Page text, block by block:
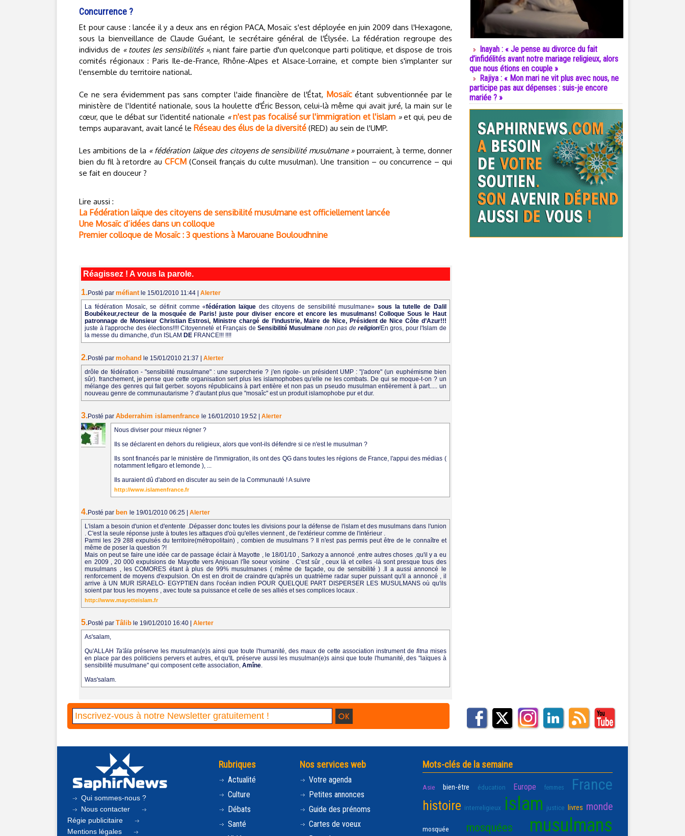
Concurrence ?
Et pour cause : lancée il y a deux ans en région PACA, Mosaïc s'est déployée en juin 2009 dans l'Hexagone,
sous la bienveillance de Claude Guéant, le secrétaire général de l'Élysée. La fédération regroupe des
individus de « toutes les sensibilités », niant faire partie d'un quelconque parti politique, et dispose de trois
comités régionaux : Paris Ile-de-France, Rhône-Alpes et Alsace-Lorraine, et compte bien s'implanter sur
l'ensemble du territoire national.
Ce ne sera évidemment pas sans compter l'aide financière de l'État, Mosaïcétant subventionnée par le
ministère de l'Identité nationale, sous la houlette d'Éric Besson, celui-là même qui avait juré, la main sur le
cœur, que le débat sur l'identité nationale « n'est pas focalisé sur l'immigration et l'islam »et qui, peu de
temps auparavant, avait lancé le Réseau des élus de la diversité (RED) au sein de l'UMP.
Les ambitions de la « fédération laïque des citoyens de sensibilité musulmane »pourraient, à terme, donner
bien du fil à retordre au CFCM (Conseil français du culte musulman). Une transition – ou concurrence – qui
se fait en douceur ?
Lire aussi :
La Fédération laïque des citoyens de sensibilité musulmane est officiellement lancée
Une Mosaïc d’idées dans un colloque
Premier colloque de Mosaïc : 3 questions à Marouane Bouloudhnine
Réagissez ! A vous la parole.
1.Posté par méfiant le 15/01/2010 11:44
Alerter
La fédération Mosaïc, se définit comme «fédération laïque des citoyens de sensibilité musulmane»sous la tutelle de Dalil
Boubékeur,recteur de la mosquée de Paris! juste pour diviser encore et encore les musulmans! Colloque Sous le Haut
patronnage de Monsieur Christian Estrosi, Ministre chargé de l’industrie, Maire de Nice, Président de Nice Côte d’Azur!!!
juste à l'approche des élections!!!! Citoyenneté et Français de Sensibilité Musulmane non pas dereligion!En gros, pour l'Islam de
la messe du dimanche, d'un ISLAM DE FRANCE!!! !!!!
2.Posté par mohand le 15/01/2010 21:37
Alerter
drôle de fédération - "sensibilité musulmane" : une supercherie ? j'en rigole- un président UMP : "j'adore" (un euphémisme bien
sûr). franchement, je pense que cette organisation sert plus les islamophobes qu'elle ne les combats. De qui se moque-t-on ? un
mélange des genres qui fait gerber. soyons républicains à part entière et non pas un pseudo musulman entièrement à part..... un
nouveau genre de communautarisme ? d'autant plus que "mosaîc" est un produit islamophobe pur et dur.
3.Posté par Abderrahim islamenfrance le 16/01/2010 19:52
Alerter
Nous diviser pour mieux régner ?
Ils se déclarent en dehors du religieux, alors que vont-ils défendre si ce n'est le musulman ?
Ils sont financés par le ministère de l'immigration, ils ont des QG dans toutes les régions de France, l'appui des médias (
notamment lefigaro et lemonde ), ...
Ils auraient dû d'abord en discuter au sein de la Communauté ! A suivre
http://www.islamenfrance.fr
4.Posté par ben le 19/01/2010 06:25
Alerter
L'islam a besoin d'union et d'entente .Dépasser donc toutes les divisions pour la défense de l'islam et des musulmans dans l'union
. C'est la seule réponse juste à toutes les attaques d'où qu'elles viennent , de l'extérieur comme de l'intérieur .
Parmi les 29 288 expulsés du territoire(métropolitain) , combien de musulmans ? Il n'est pas permis peut être de le connaître et
même de poser la question ?!
Mais on peut se faire une idée car de passage éclair à Mayotte , le 18/01/10 , Sarkozy a annoncé ,entre autres choses ,qu'il y a eu
en 2009 , 20 000 expulsions de Mayotte vers Anjouan l'île soeur voisine . C'est sûr , ceux là et celles -là sont presque tous des
musulmans , les COMORES étant à plus de 99% musulmanes ( même de façade, ou de sensibilité ) .Il a aussi annoncé le
renforcement de moyens d'expulsion. On est en droit de craindre qu'après un quatrième radar super puissant qu'il a annoncé , il
arrive à UN MUR ISRAELO- EGYPTIEN dans l'océan indien POUR QUELQUE PART DISPERSER LES MUSULMANS où qu'ils
soient par tous les moyens , avec toute sa puissance et celle de ses alliés et ses complices locaux .
http://www.mayotteislam.fr
5.Posté par Tâlib le 19/01/2010 16:40
Alerter
As'salam,
Qu'ALLAH Ta'âla préserve les musulman(e)s ainsi que toute l'humanité, des maux de cette association instrument de fitnamises
en place par des politiciens pervers et autres, et qu'IL préserve aussi les musulman(e)s ainsi que toute l'humanité, des "laïques à
sensibilité musulmane" qui composent cette association,Amîne.
Was'salam.
Inayah : « Je pense au divorce du fait
d’infidélités avant notre mariage religieux, alors
que nous étions en couple »
Rajiya : « Mon mari ne vit plus avec nous, ne
participe pas aux dépenses : suis-je encore
mariée ? »
Qui sommes-nous ?
Nous contacter
Régie publicitaire
Mentions légales
Rubriques
Actualité
Culture
Débats
Santé
Nos services web
Votre agenda
Petites annonces
Guide des prénoms
Cartes de voeux
Mots-clés de la semaine
Asie bien-être éducation Europe femmes France
histoire interreligieux islam justice livres monde
mosquée mosquées musulmans